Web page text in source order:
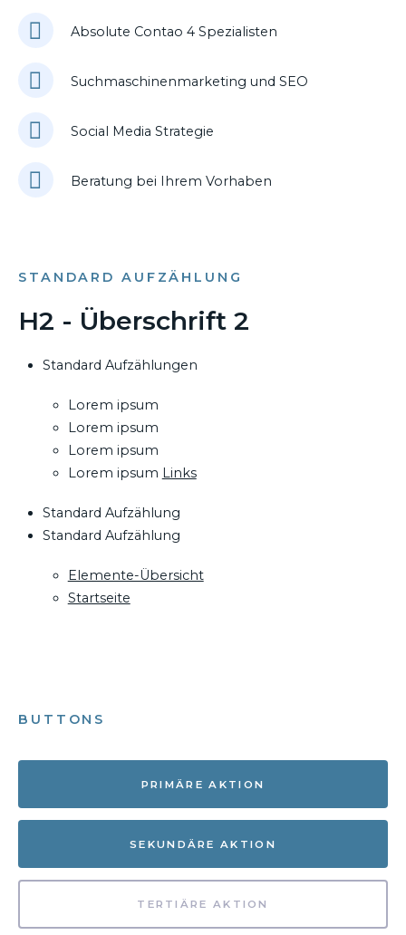
Absolute Contao 4 Spezialisten
Suchmaschinenmarketing und SEO
Social Media Strategie
Beratung bei Ihrem Vorhaben
STANDARD AUFZÄHLUNG
H2 - Überschrift 2
Standard Aufzählungen
Lorem ipsum
Lorem ipsum
Lorem ipsum
Lorem ipsum Links
Standard Aufzählung
Standard Aufzählung
Elemente-Übersicht
Startseite
BUTTONS
PRIMÄRE AKTION
SEKUNDÄRE AKTION
TERTIÄRE AKTION